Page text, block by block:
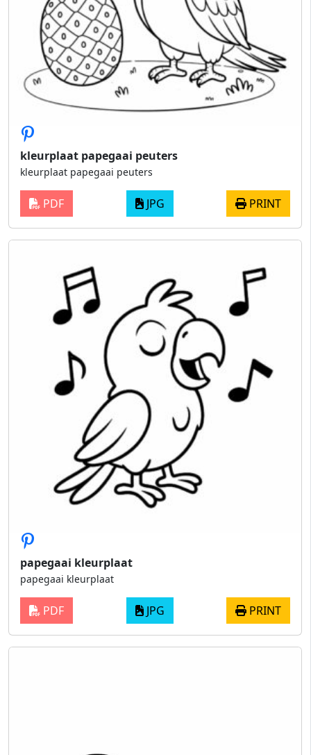
kleurplaat papegaai peuters
kleurplaat papegaai peuters
PDF JPG PRINT
papegaai kleurplaat
papegaai kleurplaat
PDF JPG PRINT